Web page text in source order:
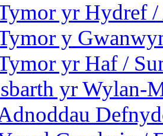
yr Hydref
y
yr Haf /
yr Wylan-